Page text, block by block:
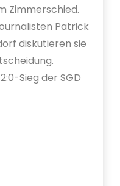
Zimmerschied.
Patrick
diskutieren sie
Sieg der SGD